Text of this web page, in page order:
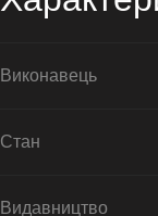
Виконавець
Стан
Видавництво